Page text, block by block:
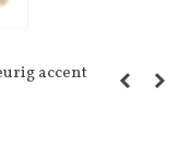
accent